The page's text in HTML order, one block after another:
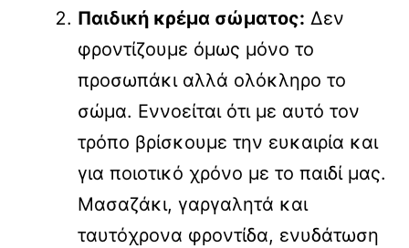
Παιδική κρέμα σώματος: Δεν
φροντίζουμε όμως μόνο το
προσωπάκι αλλά ολόκληρο το
σώμα. Εννοείται ότι με αυτό τον
τρόπο βρίσκουμε την ευκαιρία και
για ποιοτικό χρόνο με το παιδί μας.
Μασαζάκι, γαργαλητά και
ταυτόχρονα φροντίδα, ενυδάτωση